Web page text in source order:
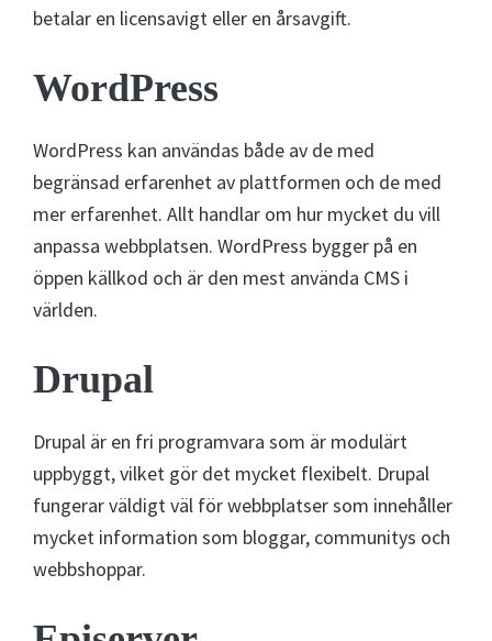
betalar en licensavigt eller en årsavgift.
WordPress
WordPress kan användas både av de med
begränsad erfarenhet av plattformen och de med
mer erfarenhet. Allt handlar om hur mycket du vill
anpassa webbplatsen. WordPress bygger på en
öppen källkod och är den mest använda CMS i
världen.
Drupal
Drupal är en fri programvara som är modulärt
uppbyggt, vilket gör det mycket flexibelt. Drupal
fungerar väldigt väl för webbplatser som innehåller
mycket information som bloggar, communitys och
webbshoppar.